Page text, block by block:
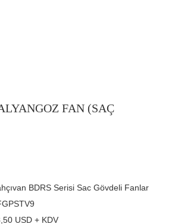
FAN (SAÇ
BDRS Serisi Sac Gövdeli Fanlar
USD + KDV